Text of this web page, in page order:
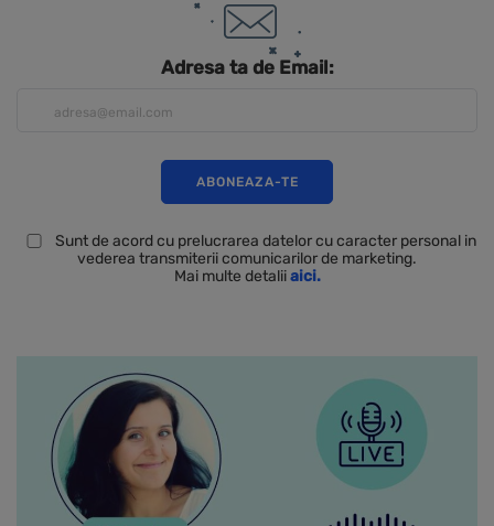
Adresa ta de Email:
Sunt de acord cu prelucrarea datelor cu caracter personal in
vederea transmiterii comunicarilor de marketing.
Mai multe detaliiaici.